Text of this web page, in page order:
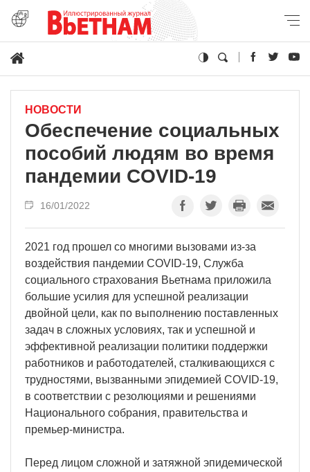
НОВОСТИ
Обеспечение социальных
пособий людям во время
пандемии COVID-19
16/01/2022
2021 год прошел со многими вызовами из-за
воздействия пандемии COVID-19, Служба
социального страхования Вьетнама приложила
большие усилия для успешной реализации
двойной цели, как по выполнению поставленных
задач в сложных условиях, так и успешной и
эффективной реализации политики поддержки
работников и работодателей, сталкивающихся с
трудностями, вызванными эпидемией COVID-19,
в соответствии с резолюциями и решениями
Национального собрания, правительства и
премьер-министра.
Перед лицом сложной и затяжной эпидемической